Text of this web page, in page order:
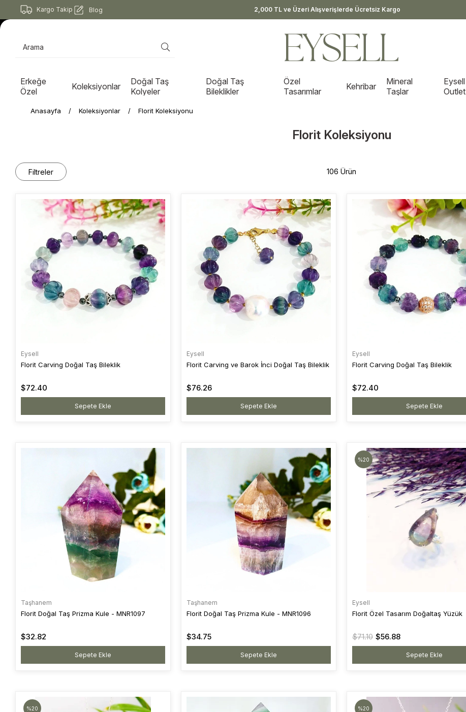
Kargo Takip Blog 2,000 TL ve Üzeri Alışverişlerde Ücretsiz Kargo
Erkeğe
Özel
Koleksiyonlar
Doğal Taş
Kolyeler
Doğal Taş
Bileklikler
Özel
Tasarımlar
Kehribar
Mineral
Taşlar
Eysell
Outlet
Anasayfa Koleksiyonlar Florit Koleksiyonu
Florit Koleksiyonu
106 Ürün
Filtreler
Eysell
Florit Carving Doğal Taş Bileklik
$72.40
Sepete Ekle
Eysell
Florit Carving ve Barok İnci Doğal Taş Bileklik
$76.26
Sepete Ekle
Eysell
Florit Carving Doğal Taş Bileklik
$72.40
Sepete Ekle
Taşhanem
Florit Doğal Taş Prizma Kule - MNR1097
$32.82
Sepete Ekle
Taşhanem
Florit Doğal Taş Prizma Kule - MNR1096
$34.75
Sepete Ekle
Eysell
Florit Özel Tasarım Doğaltaş Yüzük
$56.88
$71.10
Sepete Ekle
%20
%20 %20